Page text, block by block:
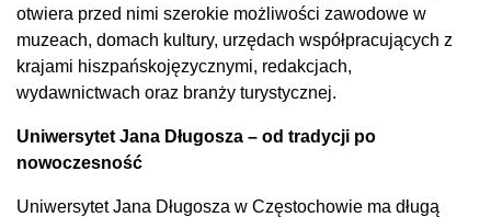
otwiera przed nimi szerokie możliwości zawodowe w
muzeach, domach kultury, urzędach współpracujących z
krajami hiszpańskojęzycznymi, redakcjach,
wydawnictwach oraz branży turystycznej.
Uniwersytet Jana Długosza – od tradycji po
nowoczesność
Uniwersytet Jana Długosza w Częstochowie ma długą